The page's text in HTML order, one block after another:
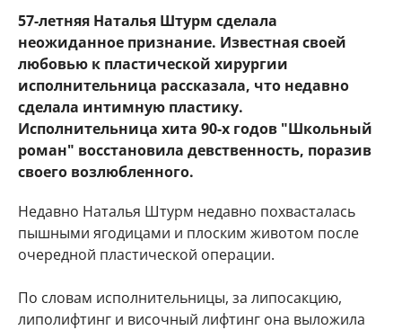
57-летняя Наталья Штурм сделала
неожиданное признание. Известная своей
любовью к пластической хирургии
исполнительница рассказала, что недавно
сделала интимную пластику.
Исполнительница хита 90-х годов "Школьный
роман" восстановила девственность, поразив
своего возлюбленного.
Недавно Наталья Штурм недавно похвасталась
пышными ягодицами и плоским животом после
очередной пластической операции.
По словам исполнительницы, за липосакцию,
липолифтинг и височный лифтинг она выложила